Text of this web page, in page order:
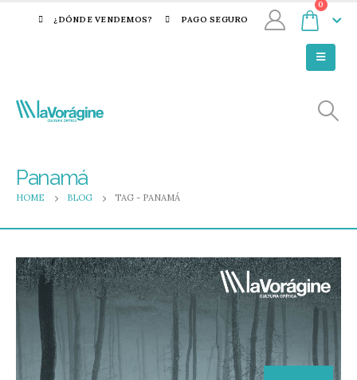
¿DÓNDE VENDEMOS? PAGO SEGURO
0
Panamá
HOME BLOG TAG - PANAMÁ